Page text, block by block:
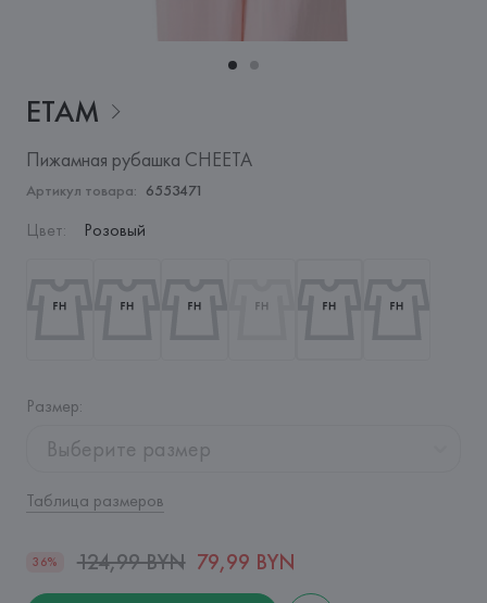
ETAM
Пижамная рубашка CHEETA
Артикул товара: 6553471
Цвет: Розовый
Размер:
Выберите размер
Таблица размеров
36% 124,99 BYN 79,99 BYN